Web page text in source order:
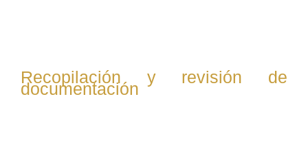
Recopilación y revisión de
documentación